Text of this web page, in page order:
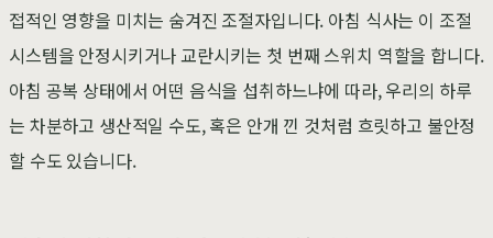
접적인 영향을 미치는 숨겨진 조절자입니다. 아침 식사는 이 조절
시스템을 안정시키거나 교란시키는 첫 번째 스위치 역할을 합니다.
아침 공복 상태에서 어떤 음식을 섭취하느냐에 따라, 우리의 하루
는 차분하고 생산적일 수도, 혹은 안개 낀 것처럼 흐릿하고 불안정
할 수도 있습니다.